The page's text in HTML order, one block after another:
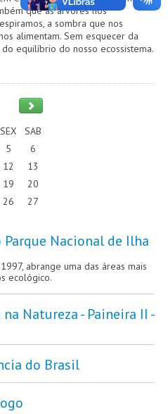
que as árvores nos
a sombra que nos
alimentam. Sem esquecer da
equilíbrio do nosso ecossistema.
SEX
SAB
5
6
12
13
19
20
26
27
Nacional de Ilha
abrange uma das áreas mais
ecológico.
Natureza - Paineira II -
do Brasil